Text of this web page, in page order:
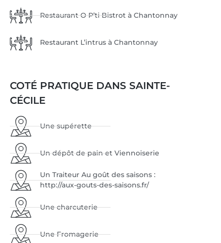
Restaurant O P’ti Bistrot à Chantonnay
Restaurant L’intrus à Chantonnay
COTÉ PRATIQUE DANS SAINTE-
CÉCILE
Une supérette
Un dépôt de pain et Viennoiserie
Un Traiteur Au goût des saisons :
http://aux-gouts-des-saisons.fr/
Une charcuterie
Une Fromagerie